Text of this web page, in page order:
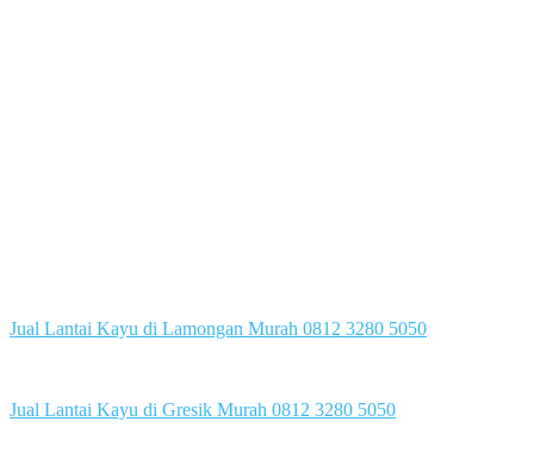
Jual Lantai Kayu di Lamongan Murah 0812 3280 5050
Jual Lantai Kayu di Gresik Murah 0812 3280 5050